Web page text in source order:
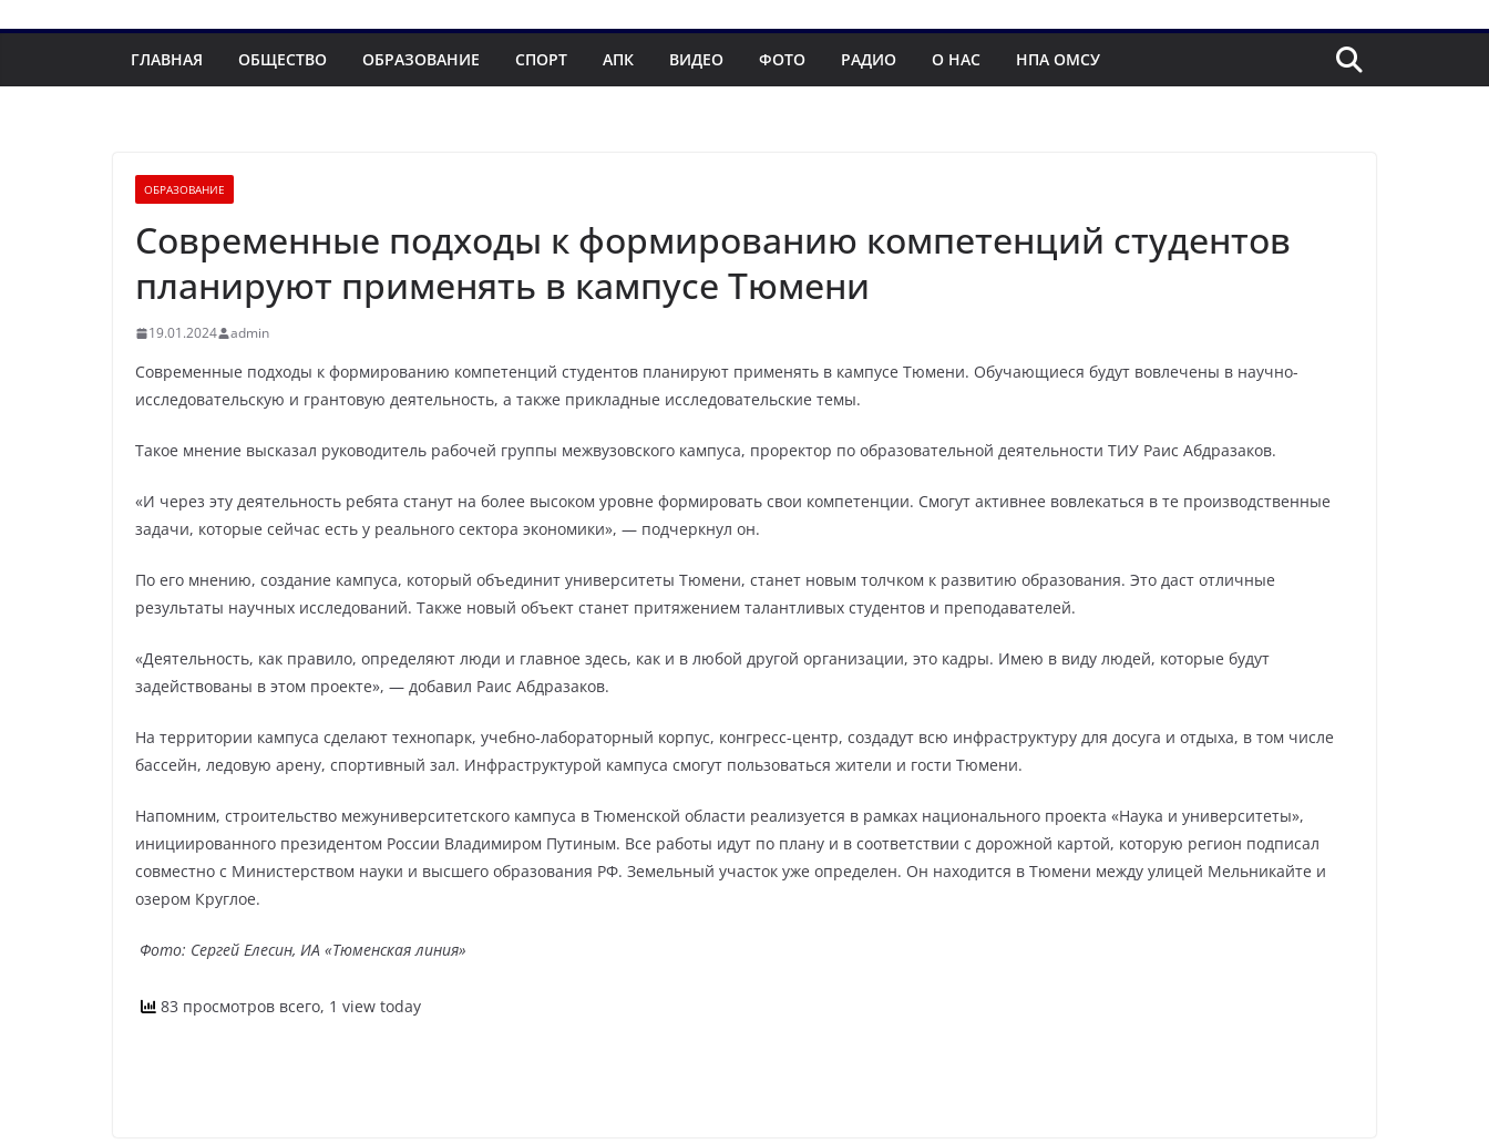
ГЛАВНАЯ ОБЩЕСТВО ОБРАЗОВАНИЕ СПОРТ АПК ВИДЕО ФОТО РАДИО О НАС НПА ОМСУ
ОБРАЗОВАНИЕ
Современные подходы к формированию компетенций студентов
планируют применять в кампусе Тюмени
19.01.2024 admin
Современные подходы к формированию компетенций студентов планируют применять в кампусе Тюмени. Обучающиеся будут вовлечены в научно-
исследовательскую и грантовую деятельность, а также прикладные исследовательские темы.
Такое мнение высказал руководитель рабочей группы межвузовского кампуса, проректор по образовательной деятельности ТИУ Раис Абдразаков.
«И через эту деятельность ребята станут на более высоком уровне формировать свои компетенции. Смогут активнее вовлекаться в те производственные
задачи, которые сейчас есть у реального сектора экономики», — подчеркнул он.
По его мнению, создание кампуса, который объединит университеты Тюмени, станет новым толчком к развитию образования. Это даст отличные
результаты научных исследований. Также новый объект станет притяжением талантливых студентов и преподавателей.
«Деятельность, как правило, определяют люди и главное здесь, как и в любой другой организации, это кадры. Имею в виду людей, которые будут
задействованы в этом проекте», — добавил Раис Абдразаков.
На территории кампуса сделают технопарк, учебно-лабораторный корпус, конгресс-центр, создадут всю инфраструктуру для досуга и отдыха, в том числе
бассейн, ледовую арену, спортивный зал. Инфраструктурой кампуса смогут пользоваться жители и гости Тюмени.
Напомним, строительство межуниверситетского кампуса в Тюменской области реализуется в рамках национального проекта «Наука и университеты»,
инициированного президентом России Владимиром Путиным. Все работы идут по плану и в соответствии с дорожной картой, которую регион подписал
совместно с Министерством науки и высшего образования РФ. Земельный участок уже определен. Он находится в Тюмени между улицей Мельникайте и
озером Круглое.
Фото: Сергей Елесин, ИА «Тюменская линия»
83 просмотров всего, 1 view today